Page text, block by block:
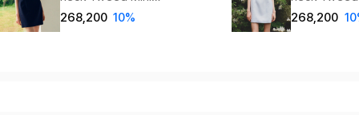
dress_Dark navy
268,200 10%
blue
268,200